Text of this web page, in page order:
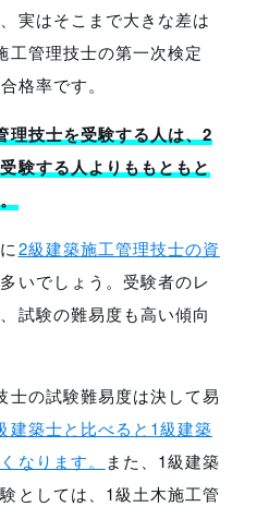
実はそこまで大きな差は
工管理技士の第一次検定
格率です。
理技士を受験する人は、2
験する人よりももともと
2級建築施工管理技士の資
いでしょう。受験者のレ
試験の難易度も高い傾向
士の試験難易度は決して易
建築士と比べると1級建築
なります。
また、1級建築
としては、1級土木施工管